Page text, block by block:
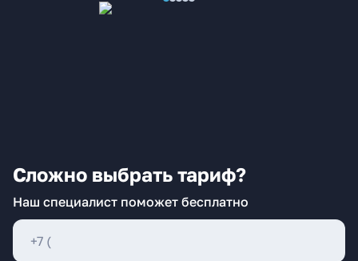
Сложно выбрать тариф?
Наш специалист поможет бесплатно